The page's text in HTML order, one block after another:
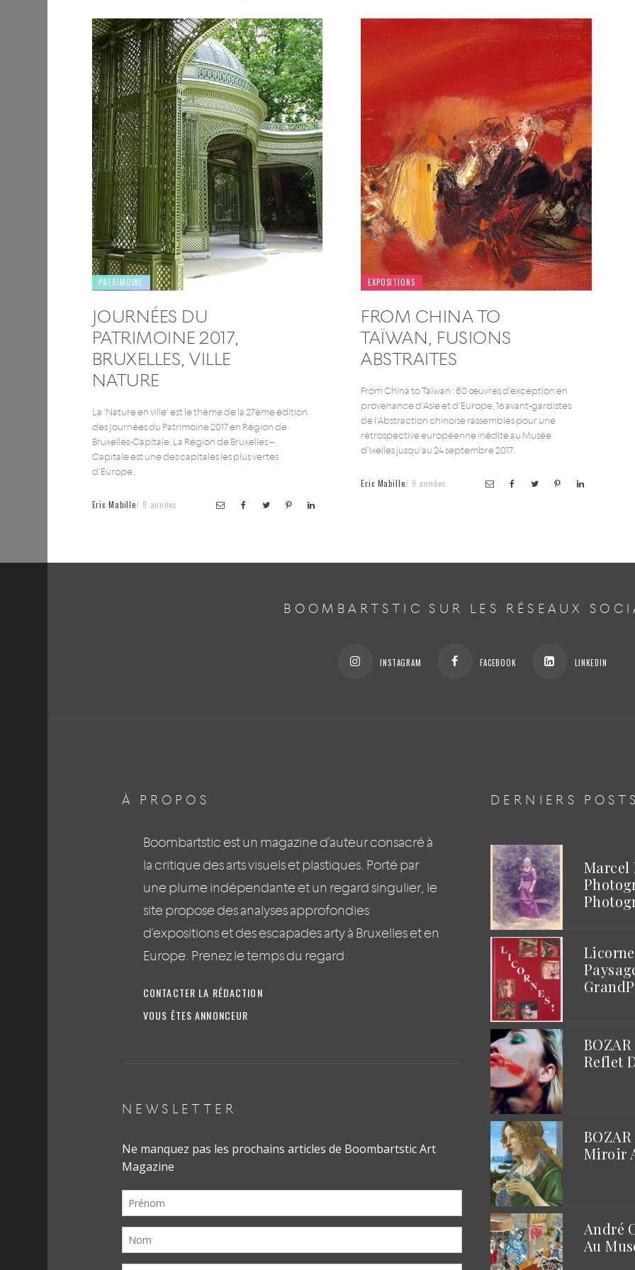
PATRIMOINE
JOURNÉES DU
PATRIMOINE 2017,
BRUXELLES, VILLE
NATURE
La ‘Nature en ville’ est le thème de la 27ème édition
des Journées du Patrimoine 2017 en Région de
Bruxelles-Capitale. La Région de Bruxelles –
Capitale est une des capitales les plus vertes
d’Europe.
Eric Mabille 9 années
EXPOSITIONS
FROM CHINA TO
TAÏWAN, FUSIONS
ABSTRAITES
From China to Taïwan : 80 œuvres d’exception en
provenance d’Asie et d’Europe, 16 avant-gardistes
de l’Abstraction chinoise rassemblés pour une
rétrospective européenne inédite au Musée
d’Ixelles jusqu’au 24 septembre 2017.
Eric Mabille 9 années
BOOMBARTSTIC SUR LES RÉSEAUX
INSTAGRAM FACEBOOK LINKEDIN
À PROPOS
Boombartstic est un magazine d'auteur consacré à
la critique des arts visuels et plastiques. Porté par
une plume indépendante et un regard singulier, le
site propose des analyses approfondies
d'expositions et des escapades arty à Bruxelles et en
Europe. Prenez le temps du regard.
CONTACTER LA RÉDACTION
VOUS ÊTES ANNONCEUR
NEWSLETTER
DERNIERS
Marcel
Reflet
Miroir
André
Au